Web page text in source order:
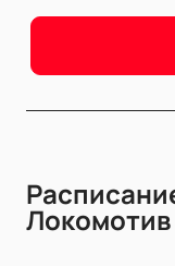
Локомотив